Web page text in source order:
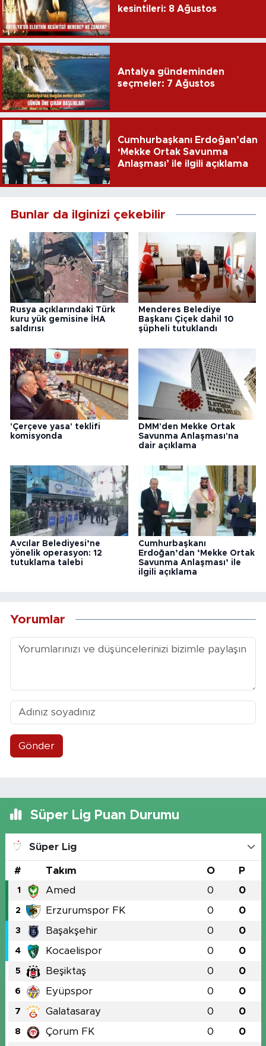
kesintileri: 8 Ağustos
Antalya gündeminden
seçmeler: 7 Ağustos
Cumhurbaşkanı Erdoğan’dan
‘Mekke Ortak Savunma
Anlaşması’ ile ilgili açıklama
Bunlar da ilginizi çekebilir
Rusya açıklarındaki Türk
kuru yük gemisine İHA
saldırısı
Menderes Belediye
Başkanı Çiçek dahil 10
şüpheli tutuklandı
'Çerçeve yasa' teklifi
komisyonda
DMM'den Mekke Ortak
Savunma Anlaşması'na
dair açıklama
Avcılar Belediyesi’ne
yönelik operasyon: 12
tutuklama talebi
Cumhurbaşkanı
Erdoğan’dan ‘Mekke Ortak
Savunma Anlaşması’ ile
ilgili açıklama
Yorumlar
Gönder
Süper Lig Puan Durumu
Süper Lig
# Takım O P
1 Amed 0 0
2 Erzurumspor FK 0 0
3 Başakşehir 0 0
4 Kocaelispor 0 0
5 Beşiktaş 0 0
6 Eyüpspor 0 0
7 Galatasaray 0 0
8 Çorum FK 0 0